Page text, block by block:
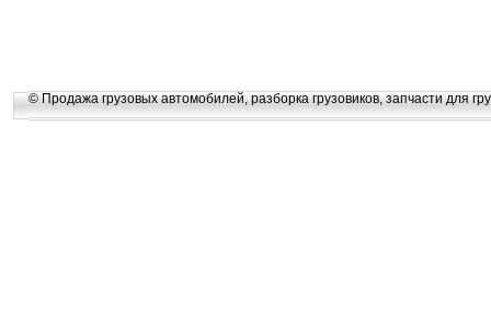
© Продажа грузовых автомобилей, разборка грузовиков, запчасти для